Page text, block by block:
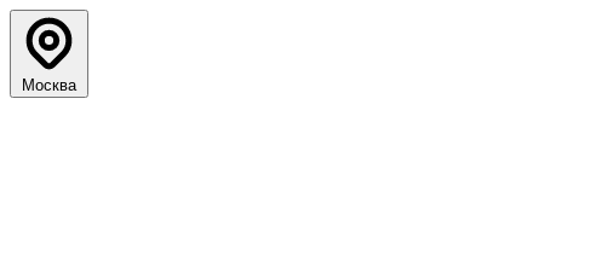
Москва